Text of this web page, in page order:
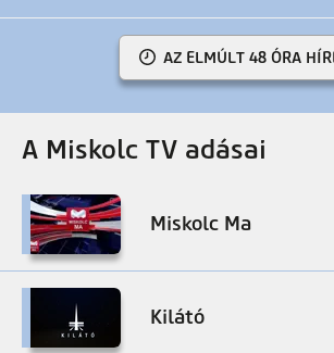
AZ ELMÚLT 48 ÓRA
A Miskolc TV adásai
Miskolc Ma
Kilátó